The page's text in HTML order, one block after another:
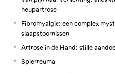
heupartrose
Fibromyalgie: een complex
slaapstoornissen
Artrose in de Hand: stille
Spierreuma